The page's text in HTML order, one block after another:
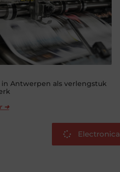
Antwerpen als verlengstuk
➜